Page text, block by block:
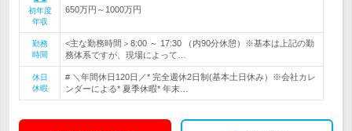
初年度
年収
650万円～1000万円
勤務
時間
<主な勤務時間＞8:00 ～ 17:30 （内90分休憩）※基本は上記の勤
務体系ですが、現場によって…
休日
休暇
# ＼年間休日120日／* 完全週休2日制(基本土日休み）※会社カレ
ンダーによる* 夏季休暇* 年末…